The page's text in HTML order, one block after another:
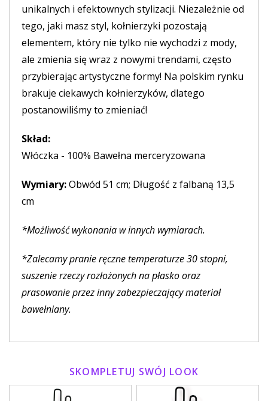
unikalnych i efektownych stylizacji. Niezależnie od
tego, jaki masz styl, kołnierzyki pozostają
elementem, który nie tylko nie wychodzi z mody,
ale zmienia się wraz z nowymi trendami, często
przybierając artystyczne formy! Na polskim rynku
brakuje ciekawych kołnierzyków, dlatego
postanowiliśmy to zmieniać!
Skład:
Włóczka - 100% Bawełna merceryzowana
Wymiary:Obwód 51 cm; Długość z falbaną 13,5
cm
*Możliwość wykonania w innych wymiarach.
*Zalecamy pranie ręczne temperaturze 30 stopni,
suszenie rzeczy rozłożonych na płasko oraz
prasowanie przez inny zabezpieczający materiał
bawełniany.
SKOMPLETUJ SWÓJ LOOK